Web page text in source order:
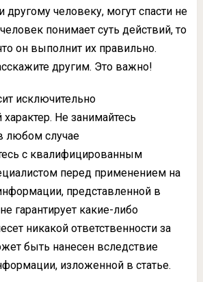
другому человеку, могут спасти не
понимает суть действий, то
он выполнит их правильно.
другим. Это важно!
исключительно
Не занимайтесь
любом случае
с квалифицированным
перед применением на
представленной в
гарантирует какие-либо
никакой ответственности за
быть нанесен вследствие
изложенной в статье.